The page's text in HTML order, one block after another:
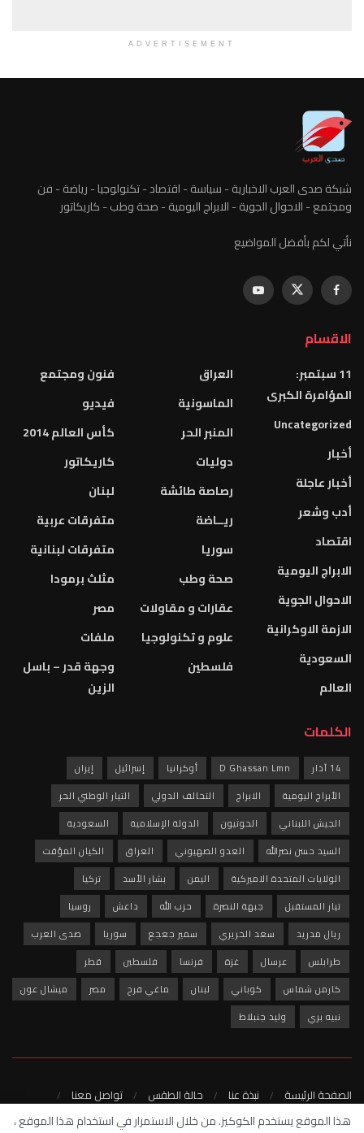
ADVERTISEMENT
شبكة صدى العرب الاخبارية - سياسة - اقتصاد - تكنولوجيا - رياضة - فن
ومجتمع - الاحوال الجوية - الابراج اليومية - صحة وطب - كاريكاتور
نأتي لكم بأفضل المواضيع
الاقسام
11 سبتمبر:
المؤامرة الكبرى
Uncategorized
أخبار
أخبار عاجلة
أدب وشعر
اقتصاد
الابراج اليومية
الاحوال الجوية
الازمة الاوكرانية
السعودية
العالم
العراق
الماسونية
المنبر الحر
دوليات
رصاصة طائشة
ريــاضة
سوريا
صحة وطب
عقارات و مقاولات
علوم و تكنولوجيا
فلسطين
فنون ومجتمع
فيديو
كأس العالم 2014
كاريكاتور
لبنان
متفرقات عربية
متفرقات لبنانية
مثلث برمودا
مصر
ملفات
وجهة قدر – باسل
الزين
الكلمات
14 آذار D Ghassan Lmn أوكرانيا إسرائيل
إيران
الأبراج اليومية
الابراج التحالف الدولي
التيار الوطني الحر
الجيش اللبناني
الحوثيون الدولة الإسلامية
السعودية
السيد حسن نصرالله
العدو الصهيوني العراق
الكيان المؤقت
الولايات المتحدة الاميركية
اليمن بشار الأسد
تركيا
تيار المستقبل
جبهة النصرة حزب الله داعش
روسيا
ريال مدريد
سعد الحريري سمير جعجع سوريا
صدى العرب
طرابلس
عرسال غزة فرنسا فلسطين
قطر
كارمن شماس
كوباني لبنان ماغي فرح مصر
ميشال عون
نبيه بري
وليد جنبلاط
الصفحة الرئيسة نبذة عنا حالة الطقس
تواصل معنا
سياسة الخصوصية
هذا الموقع يستخدم الكوكيز. من خلال الاستمرار في استخدام هذا الموقع ،